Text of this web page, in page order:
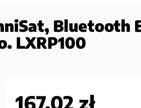
Bluetooth
LXRP100
167,02 zł